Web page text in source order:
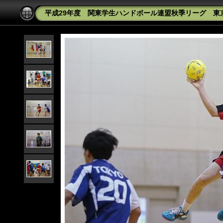
平成29年度 関東学生ハンドボール連盟秋季リーグ